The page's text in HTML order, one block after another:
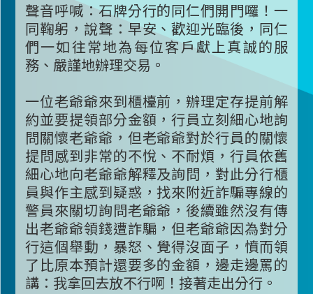
聲音呼喊：石牌分行的同仁們開門囉！一
同鞠躬，說聲：早安、歡迎光臨後，同仁
們一如往常地為每位客戶獻上真誠的服
務、嚴謹地辦理交易。
一位老爺爺來到櫃檯前，辦理定存提前解
約並要提領部分金額，行員立刻細心地詢
問關懷老爺爺，但老爺爺對於行員的關懷
提問感到非常的不悅、不耐煩，行員依舊
細心地向老爺爺解釋及詢問，對此分行櫃
員與作主感到疑惑，找來附近詐騙專線的
警員來關切詢問老爺爺，後續雖然沒有傳
出老爺爺領錢遭詐騙，但老爺爺因為對分
行這個舉動，暴怒、覺得沒面子，憤而領
了比原本預計還要多的金額，邊走邊罵的
講：我拿回去放不行啊！接著走出分行。